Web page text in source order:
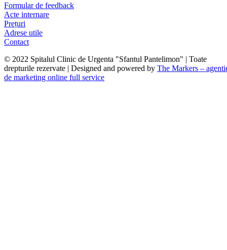
Formular de feedback
Acte internare
Prețuri
Adrese utile
Contact
© 2022 Spitalul Clinic de Urgenta "Sfantul Pantelimon" | Toate
drepturile rezervate | Designed and powered by The Markers –
de marketing online full service